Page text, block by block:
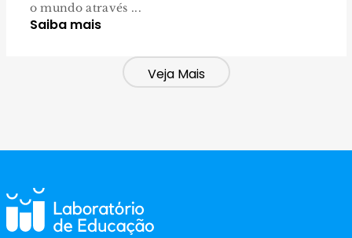
o mundo através ...
Saiba mais
Veja Mais